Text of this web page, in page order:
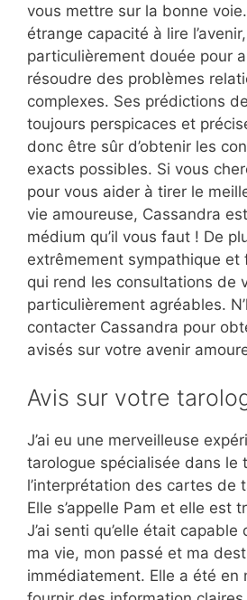
vous mettre sur la bonne
étrange capacité à lire
particulièrement douée pour
résoudre des problèmes
complexes. Ses prédictions
toujours perspicaces et
donc être sûr d’obtenir les
exacts possibles. Si vous
pour vous aider à tirer le
vie amoureuse, Cassandra
médium qu’il vous faut ! De
extrêmement sympathique et
qui rend les consultations de
particulièrement agréables.
contacter Cassandra pour
avisés sur votre avenir
Avis sur votre
J’ai eu une merveilleuse
tarologue spécialisée dans le
l’interprétation des cartes de
Elle s’appelle Pam et elle est
J’ai senti qu’elle était
ma vie, mon passé et ma
immédiatement. Elle a été en